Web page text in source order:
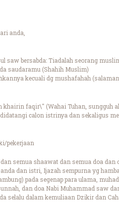
anda,
saw bersabda: Tiadalah seorang
saudaramu (Shahih Muslim)
kecuali dg mushafahah
faqir\" (Wahai Tuhan, sungguh
calon istrinya dan sekaligus
pekerjaan
semua shaawat dan semua doa
dan istri, Ijazah sempurna yg
pada segenap para ulama,
dan doa Nabi Muhammad saw
selalu dalam kemuliaan Dzikir dan